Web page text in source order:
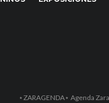
⋆ZARAGENDA⋆ Agenda